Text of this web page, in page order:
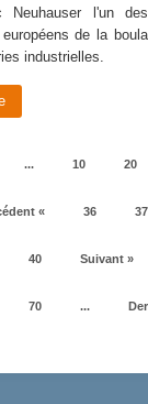
Neuhauser l'un
de la
industrielles.
... 10 20
« 36 37
40 Suivant »
70 ...